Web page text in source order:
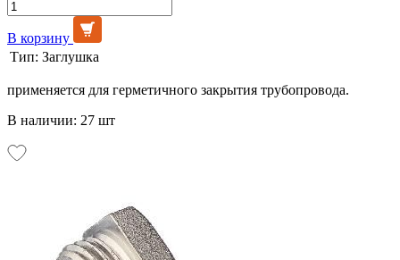
В корзину
Тип: Заглушка
применяется для герметичного закрытия трубопровода.
В наличии: 27 шт